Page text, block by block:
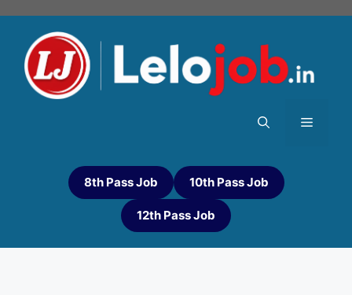
8th Pass Job 10th Pass Job
12th Pass Job